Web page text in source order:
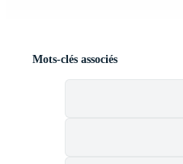
Mots-clés associés